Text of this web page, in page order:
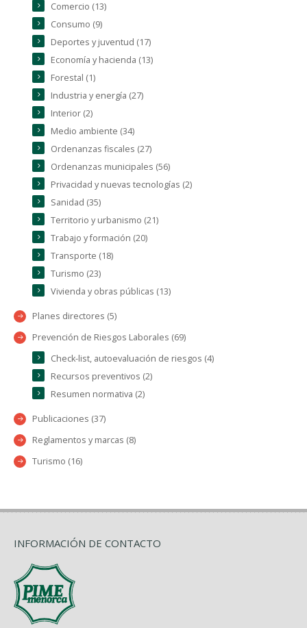
Comercio (13)
Consumo (9)
Deportes y juventud (17)
Economía y hacienda (13)
Forestal (1)
Industria y energía (27)
Interior (2)
Medio ambiente (34)
Ordenanzas fiscales (27)
Ordenanzas municipales (56)
Privacidad y nuevas tecnologías (2)
Sanidad (35)
Territorio y urbanismo (21)
Trabajo y formación (20)
Transporte (18)
Turismo (23)
Vivienda y obras públicas (13)
Planes directores (5)
Prevención de Riesgos Laborales (69)
Check-list, autoevaluación de riesgos (4)
Recursos preventivos (2)
Resumen normativa (2)
Publicaciones (37)
Reglamentos y marcas (8)
Turismo (16)
INFORMACIÓN DE CONTACTO